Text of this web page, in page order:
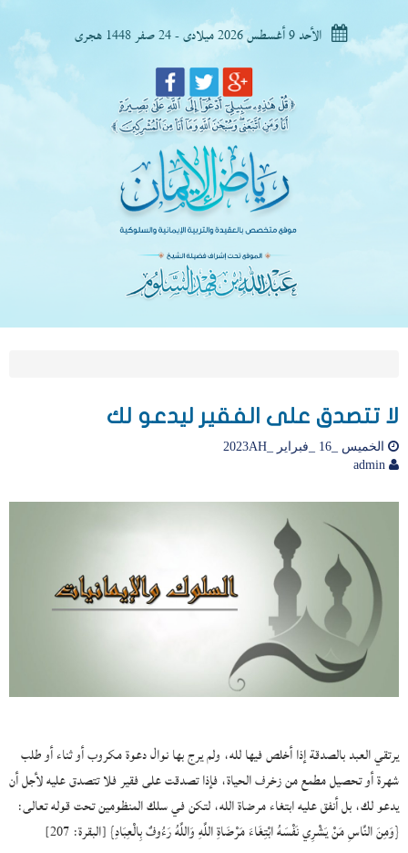
الأحد 9 أغسطس 2026 ميلادى - 24 صفر 1448 هجرى
لا تتصدق على الفقير ليدعو لك
الخميس _16 _فبراير _2023AH
يرتقي العبد بالصدقة إذا أخلص فيها لله، ولم يرج بها نوال دعوة مكروب أو ثناء أو طلب
شهرة أو تحصيل مطمع من زخرف الحياة، فإذا تصدقت على فقير فلا تتصدق عليه لأجل أن
يدعو لك، بل أنفق عليه ابتغاء مرضاة الله، لتكن في سلك المنظومين تحت قوله تعالى:
{وَمِنَ النَّاسِ مَنْ يَشْرِي نَفْسَهُ ابْتِغَاءَ مَرْضَاةِ اللَّهِ وَاللَّهُ رَءُوفٌ بِالْعِبَادِ} [البقرة: 207]